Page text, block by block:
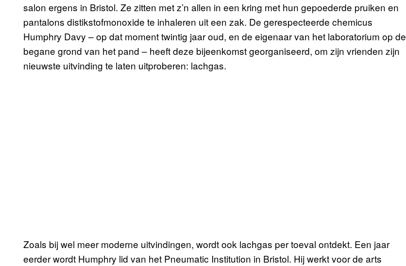
salon ergens in Bristol. Ze zitten met z’n allen in een kring met hun gepoederde pruiken en
pantalons distikstofmonoxide te inhaleren uit een zak. De gerespecteerde chemicus
Humphry Davy – op dat moment twintig jaar oud, en de eigenaar van het laboratorium op de
begane grond van het pand – heeft deze bijeenkomst georganiseerd, om zijn vrienden zijn
nieuwste uitvinding te laten uitproberen: lachgas.
Zoals bij wel meer moderne uitvindingen, wordt ook lachgas per toeval ontdekt. Een jaar
eerder wordt Humphry lid van het Pneumatic Institution in Bristol. Hij werkt voor de arts